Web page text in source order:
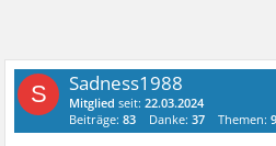
S Sadness1988
Mitglied seit:22.03.2024
Beiträge:83 Danke:37 Themen:9